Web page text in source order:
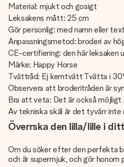
Material: mjukt och gosigt
Leksakens mått: 25 cm
Gör personlig: med namn eller text
Anpassningsmetod: broderi av
CE-certifiering: den här leksaken
Märke: Happy Horse
Tvättråd: Ej kemtvätt Tvätta i
Observera att broderitråden är
Bra att veta: Det är också möjligt
Av tekniska skäl är det tyvärr inte
Överrska den lilla/lille i
Om du söker efter den perfekta
och är supermjuk, och gör